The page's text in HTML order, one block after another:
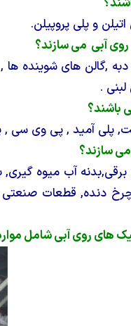
و پلی پروپیلن.
آبی می سازند؟
,گالن های شوینده
.
باشند؟
پلی آمید , پی وی سی ,
سازند؟
برقی,بدنه آب میوه
دنده, قطعات صنعتی
های روی آبی شامل